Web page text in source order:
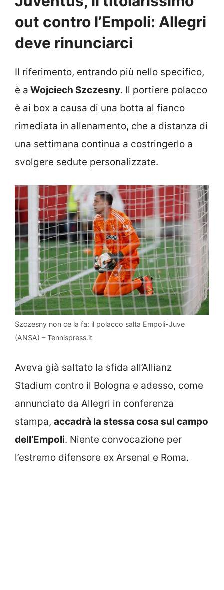
out contro l’Empoli: Allegri
deve rinunciarci
Il riferimento, entrando più nello specifico,
è a Wojciech Szczesny. Il portiere polacco
è ai box a causa di una botta al fianco
rimediata in allenamento, che a distanza di
una settimana continua a costringerlo a
svolgere sedute personalizzate.
Szczesny non ce la fa: il polacco salta Empoli-Juve
(ANSA) – Tennispress.it
Aveva già saltato la sfida all’Allianz
Stadium contro il Bologna e adesso, come
annunciato da Allegri in conferenza
stampa, accadrà la stessa cosa sul campo
dell’Empoli. Niente convocazione per
l’estremo difensore ex Arsenal e Roma.